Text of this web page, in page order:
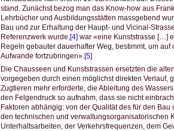
e
stand. Zunächst bezog man das Know-how aus
Lehrbücher und Ausbildungsstätten massgebend
Bau und zur Erhaltung der Haupt- und Vicinal-
Referenzwerk wurde,[4] war «eine Kunststrasse […]
Regeln gebauter dauerhafter Weg, bestimmt, um
Aufwande fortzubringen».[5]
Die Chausseen und Kunststrassen ersetzten die
vorgegeben durch einen möglichst direkten Verlauf,
Zugtieren mehr erforderte, die Ableitung des
den Felgendruck so aufnahm, dass sie nicht
Faktoren abhängig: von der Qualität des für den
den technischen und verwaltungsorganisatorischen
Unterhaltsarbeiten, der Verkehrsfrequenzen, dem